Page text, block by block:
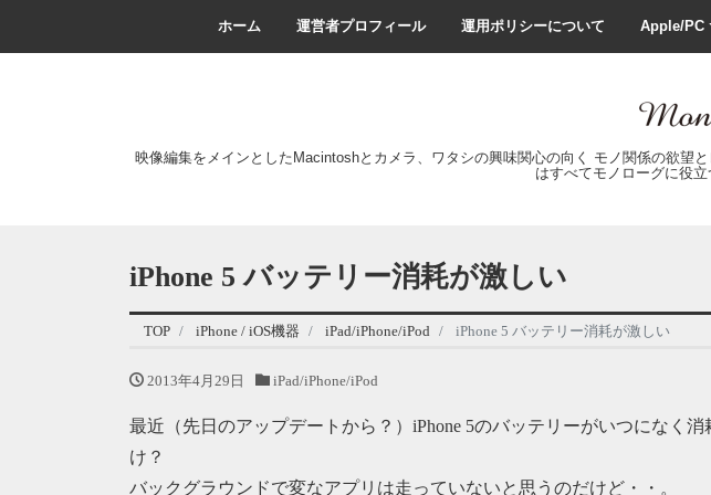
ホーム 運営者プロフィール 運用ポリシーについて Apple/PC
映像編集をメインとしたMacintoshとカメラ、ワタシの興味関心の向く モノ関係の欲
はすべてモノローグに役
iPhone 5 バッテリー消耗が激しい
TOP iPhone / iOS機器 iPad/iPhone/iPod iPhone 5 バッテリー消耗が激しい
2013年4月29日 iPad/iPhone/iPod
最近（先日のアップデートから？）iPhone 5のバッテリーがいつになく
け？
バックグラウンドで変なアプリは走っていないと思うのだけど・・。